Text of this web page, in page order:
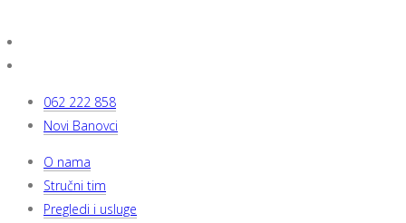
062 222 858
Novi Banovci
O nama
Stručni tim
Pregledi i usluge